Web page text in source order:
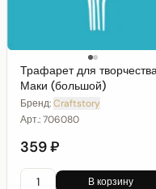
Трафарет для творчества
Маки (большой)
Бренд:Craftstory
Арт.:706080
359 ₽
В корзину